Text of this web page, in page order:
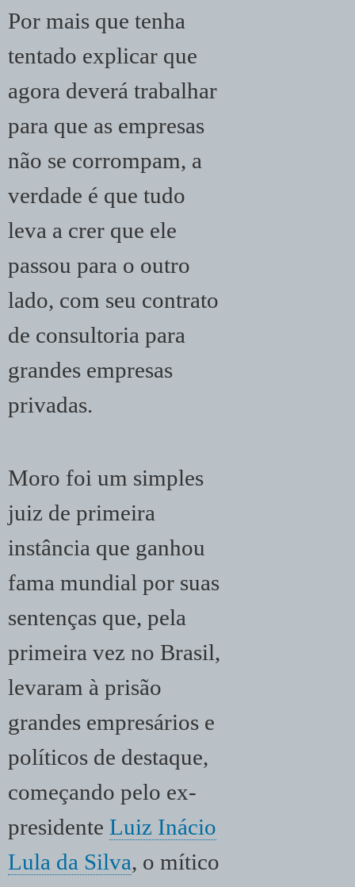
Por mais que tenha
tentado explicar que
agora deverá trabalhar
para que as empresas
não se corrompam, a
verdade é que tudo
leva a crer que ele
passou para o outro
lado, com seu contrato
de consultoria para
grandes empresas
privadas.
Moro foi um simples
juiz de primeira
instância que ganhou
fama mundial por suas
sentenças que, pela
primeira vez no Brasil,
levaram à prisão
grandes empresários e
políticos de destaque,
começando pelo ex-
presidente Luiz Inácio
Lula da Silva, o mítico